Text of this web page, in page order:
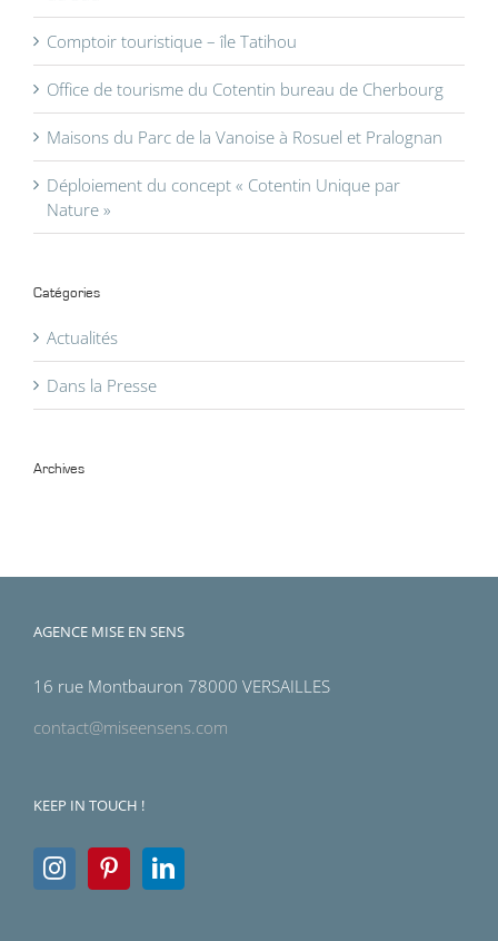
Comptoir touristique – île Tatihou
Office de tourisme du Cotentin bureau de Cherbourg
Maisons du Parc de la Vanoise à Rosuel et Pralognan
Déploiement du concept « Cotentin Unique par
Nature »
Catégories
Actualités
Dans la Presse
Archives
AGENCE MISE EN SENS
16 rue Montbauron 78000 VERSAILLES
contact@miseensens.com
KEEP IN TOUCH !